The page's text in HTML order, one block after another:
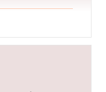
& Wings